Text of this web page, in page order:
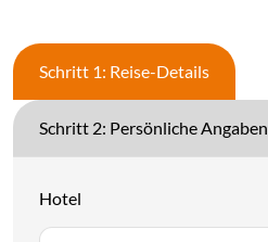
Schritt 1: Reise-Details
Schritt 2: Persönliche Angaben
Hotel